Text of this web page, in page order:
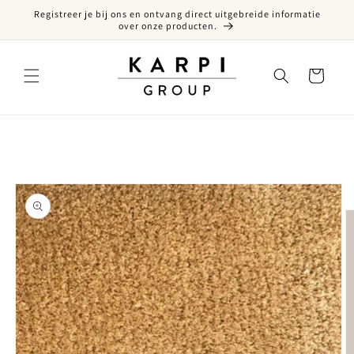
naar de content
Registreer je bij ons en ontvang direct uitgebreide informatie
over onze producten.
Winkelwagen
naar productinformatie